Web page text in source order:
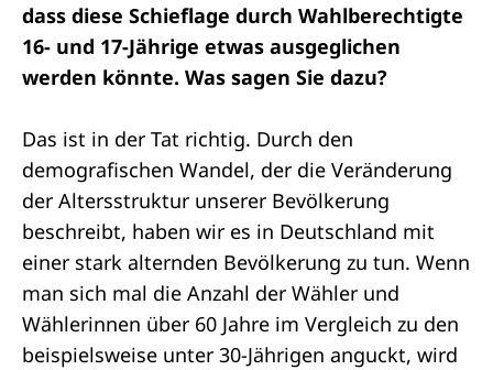
dass diese Schieflage durch Wahlberechtigte
16- und 17-Jährige etwas ausgeglichen
werden könnte. Was sagen Sie dazu?
Das ist in der Tat richtig. Durch den
demografischen Wandel, der die Veränderung
der Altersstruktur unserer Bevölkerung
beschreibt, haben wir es in Deutschland mit
einer stark alternden Bevölkerung zu tun. Wenn
man sich mal die Anzahl der Wähler und
Wählerinnen über 60 Jahre im Vergleich zu den
beispielsweise unter 30-Jährigen anguckt, wird